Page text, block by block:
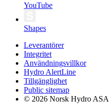
YouTube
Shapes
Leverantörer
Integritet
Användningsvillkor
Hydro AlertLine
Tillgänglighet
Public sitemap
© 2026 Norsk Hydro ASA